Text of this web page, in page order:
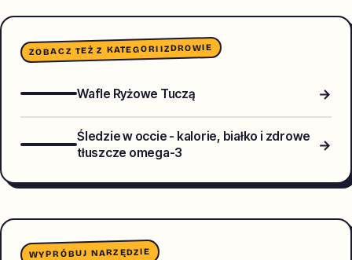
ZOBACZ TEŻ Z KATEGORIIZDROWIE
Wafle Ryżowe Tuczą →
Śledzie w occie - kalorie, białko i zdrowe
tłuszcze omega-3
→
WYPRÓBUJ NARZĘDZIE